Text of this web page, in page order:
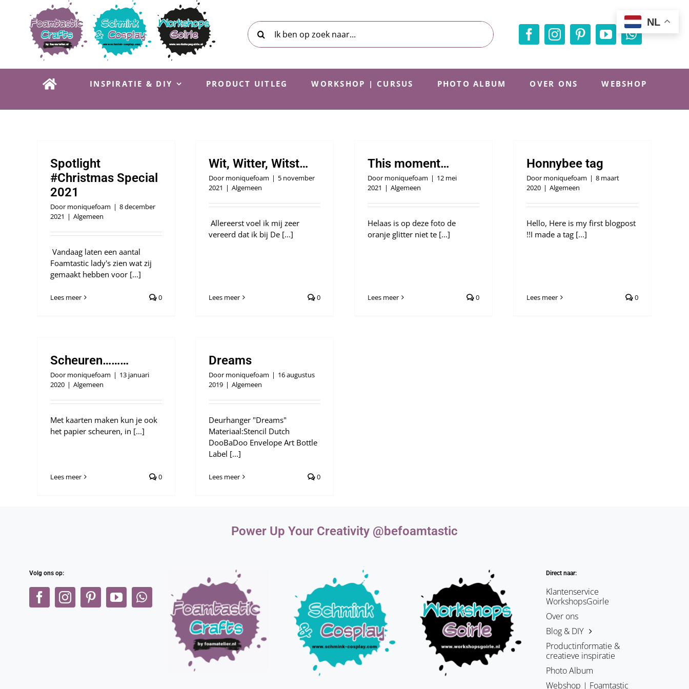
Zoeken
naar:
INSPIRATIE & DIY PRODUCT UITLEG WORKSHOP | CURSUS PHOTO ALBUM OVER ONS WEBSHOP
Spotlight
#Christmas Special
2021
Door moniquefoam | 8 december
2021 | Algemeen
Vandaag laten een aantal
Foamtastic lady's zien wat zij
gemaakt hebben voor [...]
Lees meer 0
Wit, Witter, Witst…
Door moniquefoam | 5 november
2021 | Algemeen
Allereerst voel ik mij zeer
vereerd dat ik bij De [...]
Lees meer 0
This moment…
Door moniquefoam | 12 mei
2021 | Algemeen
Helaas is op deze foto de
oranje glitter niet te [...]
Lees meer 0
Honnybee tag
Door moniquefoam | 8 maart
2020 | Algemeen
Hello, Here is my first blogpost
!!I made a tag [...]
Lees meer 0
Scheuren………
Door moniquefoam | 13 januari
2020 | Algemeen
Met kaarten maken kun je ook
het papier scheuren, in [...]
Lees meer 0
Dreams
Door moniquefoam | 16 augustus
2019 | Algemeen
Deurhanger "Dreams"
Materiaal:Stencil Dutch
DooBaDoo Envelope Art Bottle
Label [...]
Lees meer 0
Power Up Your Creativity @befoamtastic
Volg ons op: Direct naar:
Klantenservice
WorkshopsGoirle
Over ons
Blog & DIY
Productinformatie &
creatieve inspiratie
Photo Album
Webshop | Foamtastic
NL